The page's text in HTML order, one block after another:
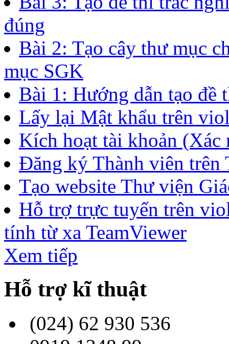
đúng
Bài 2: Tạo cây thư mục
mục SGK
Bài 1: Hướng dẫn tạo đề
Lấy lại Mật khẩu trên
Kích hoạt tài khoản
Đăng ký Thành viên
Tạo website Thư viện
Hỗ trợ trực tuyến trên
tính từ xa TeamViewer
Xem tiếp
Hỗ trợ kĩ thuật
(024) 62 930 536